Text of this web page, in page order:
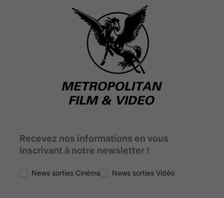
Recevez nos informations en vous
inscrivant à notre newsletter !
News sorties Cinéma News sorties Vidéo